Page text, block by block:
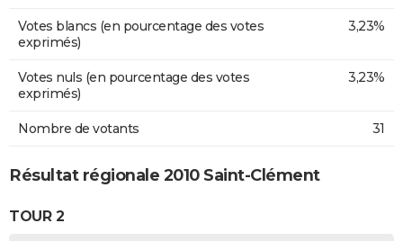
Votes blancs (en pourcentage des votes
exprimés)
3,23%
Votes nuls (en pourcentage des votes
exprimés)
3,23%
Nombre de votants 31
Résultat régionale 2010 Saint-Clément
TOUR 2